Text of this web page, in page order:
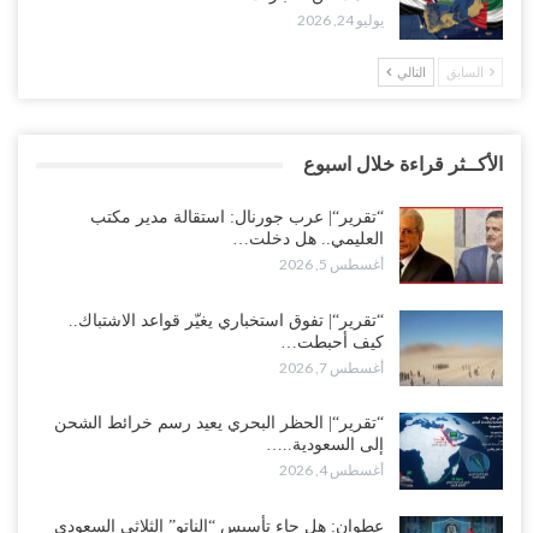
يوليو 24, 2026
السابق التالي
الأكــثر قراءة خلال اسبوع
“تقرير“| عرب جورنال: استقالة مدير مكتب
العليمي.. هل دخلت…
أغسطس 5, 2026
“تقرير“| تفوق استخباري يغيّر قواعد الاشتباك..
كيف أحبطت…
أغسطس 7, 2026
“تقرير“| الحظر البحري يعيد رسم خرائط الشحن
إلى السعودية..…
أغسطس 4, 2026
عطوان: هل جاء تأسيس “الناتو” الثلاثي السعودي